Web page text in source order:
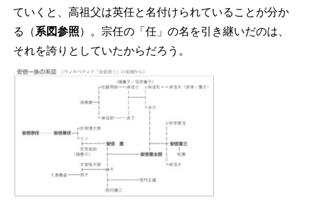
ていくと、高祖父は英任と名付けられていることが分か
る（系図参照）。宗任の「任」の名を引き継いだのは、
それを誇りとしていたからだろう。